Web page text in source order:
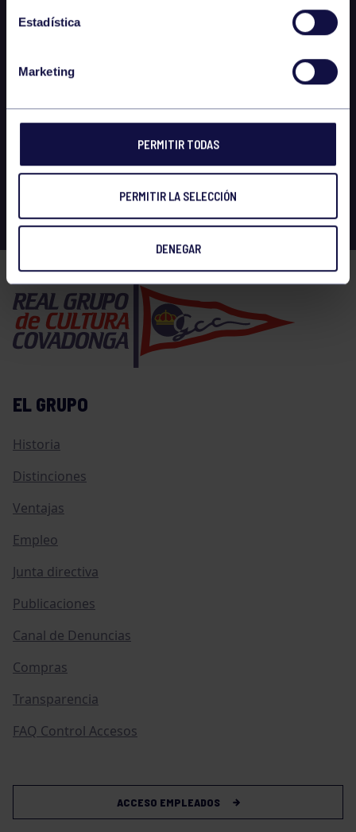
Estadística
Marketing
PERMITIR TODAS
PERMITIR LA SELECCIÓN
DENEGAR
EL GRUPO
Historia
Distinciones
Ventajas
Empleo
Junta directiva
Publicaciones
Canal de Denuncias
Compras
Transparencia
FAQ Control Accesos
ACCESO EMPLEADOS